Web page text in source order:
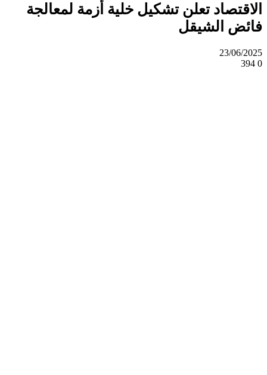
الاقتصاد تعلن تشكيل خلية أزمة لمعالجة
فائض الشيقل
23/06/2025
0